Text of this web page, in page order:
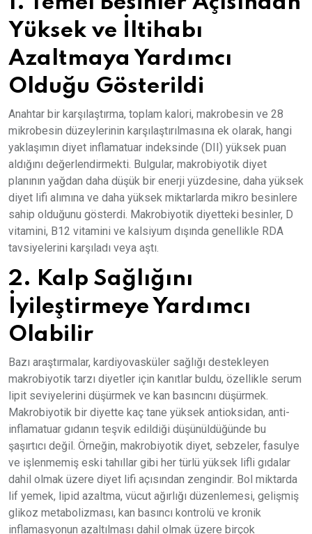
Yüksek ve İltihabı
Azaltmaya Yardımcı
Olduğu Gösterildi
Anahtar bir karşılaştırma, toplam kalori, makrobesin ve 28
mikrobesin düzeylerinin karşılaştırılmasına ek olarak, hangi
yaklaşımın diyet inflamatuar indeksinde (DII) yüksek puan
aldığını değerlendirmekti. Bulgular, makrobiyotik diyet
planının yağdan daha düşük bir enerji yüzdesine, daha yüksek
diyet lifi alımına ve daha yüksek miktarlarda mikro besinlere
sahip olduğunu gösterdi. Makrobiyotik diyetteki besinler, D
vitamini, B12 vitamini ve kalsiyum dışında genellikle RDA
tavsiyelerini karşıladı veya aştı.
2. Kalp Sağlığını
İyileştirmeye Yardımcı
Olabilir
Bazı araştırmalar, kardiyovasküler sağlığı destekleyen
makrobiyotik tarzı diyetler için kanıtlar buldu, özellikle serum
lipit seviyelerini düşürmek ve kan basıncını düşürmek.
Makrobiyotik bir diyette kaç tane yüksek antioksidan, anti-
inflamatuar gıdanın teşvik edildiği düşünüldüğünde bu
şaşırtıcı değil. Örneğin, makrobiyotik diyet, sebzeler, fasulye
ve işlenmemiş eski tahıllar gibi her türlü yüksek lifli gıdalar
dahil olmak üzere diyet lifi açısından zengindir. Bol miktarda
lif yemek, lipid azaltma, vücut ağırlığı düzenlemesi, gelişmiş
glikoz metabolizması, kan basıncı kontrolü ve kronik
inflamasyonun azaltılması dahil olmak üzere birçok